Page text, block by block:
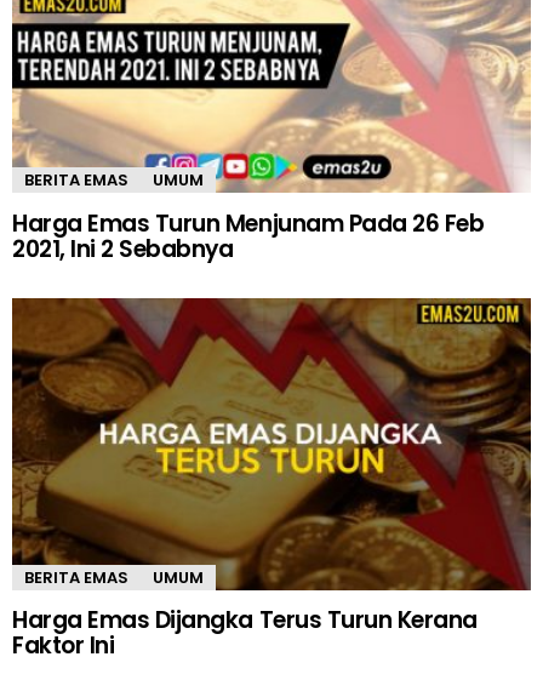
BERITA EMAS UMUM
Harga Emas Turun Menjunam Pada 26 Feb
2021, Ini 2 Sebabnya
BERITA EMAS UMUM
Harga Emas Dijangka Terus Turun Kerana
Faktor Ini